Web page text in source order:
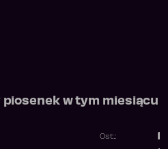
w tym miesiącu
Ost.: